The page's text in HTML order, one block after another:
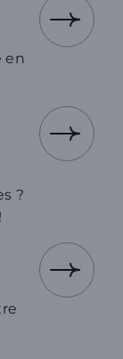
en
?